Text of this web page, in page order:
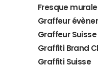
Fresque
Graffeur
Graffeur Suisse
Graffiti Brand
Graffiti Suisse